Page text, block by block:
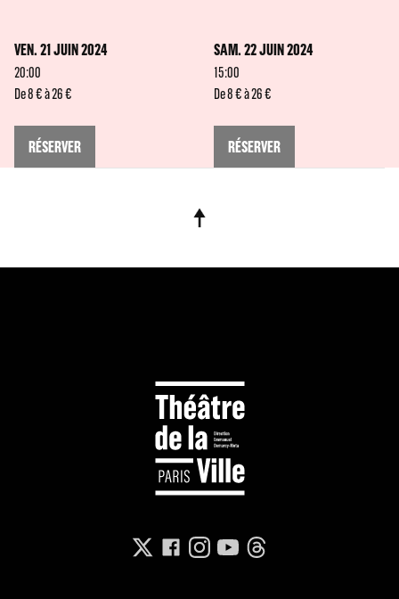
VEN. 21 JUIN 2024
20:00
De 8 € à 26 €
RÉSERVER
SAM. 22 JUIN 2024
15:00
De 8 € à 26 €
RÉSERVER